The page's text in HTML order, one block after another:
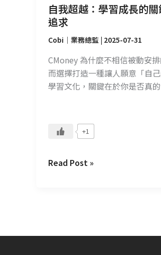
自我超越：學習成長的
追求
Cobi｜業務總監 | 2025-07-31
CMoney 為什麼不相信被動安排
而選擇打造一種讓人願意「自
學習文化，關鍵在於你是否真
+1
鍵
在
主
動
追
求
Read Post »